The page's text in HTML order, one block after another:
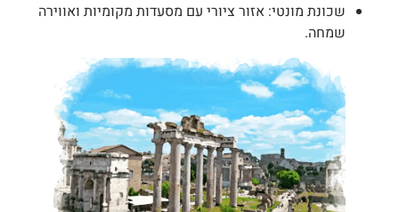
שכונת מונטי: אזור ציורי עם מסעדות מקומיות ואווירה
שמחה.